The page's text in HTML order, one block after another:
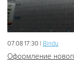
07.08 17:30 | Bindu
Оформление